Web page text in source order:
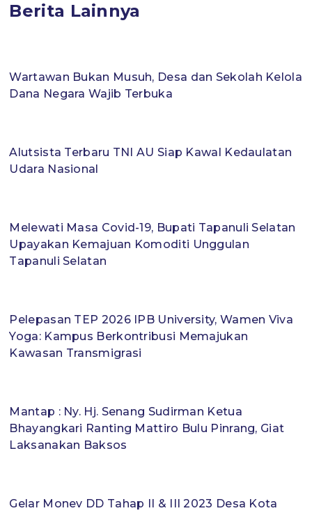
Berita Lainnya
Wartawan Bukan Musuh, Desa dan Sekolah Kelola
Dana Negara Wajib Terbuka
Alutsista Terbaru TNI AU Siap Kawal Kedaulatan
Udara Nasional
Melewati Masa Covid-19, Bupati Tapanuli Selatan
Upayakan Kemajuan Komoditi Unggulan
Tapanuli Selatan
Pelepasan TEP 2026 IPB University, Wamen Viva
Yoga: Kampus Berkontribusi Memajukan
Kawasan Transmigrasi
Mantap : Ny. Hj. Senang Sudirman Ketua
Bhayangkari Ranting Mattiro Bulu Pinrang, Giat
Laksanakan Baksos
Gelar Monev DD Tahap II & III 2023 Desa Kota